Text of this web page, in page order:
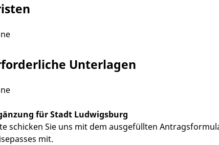
Unterlagen
für Stadt Ludwigsburg
schicken Sie uns mit dem ausgefüllten
mit.